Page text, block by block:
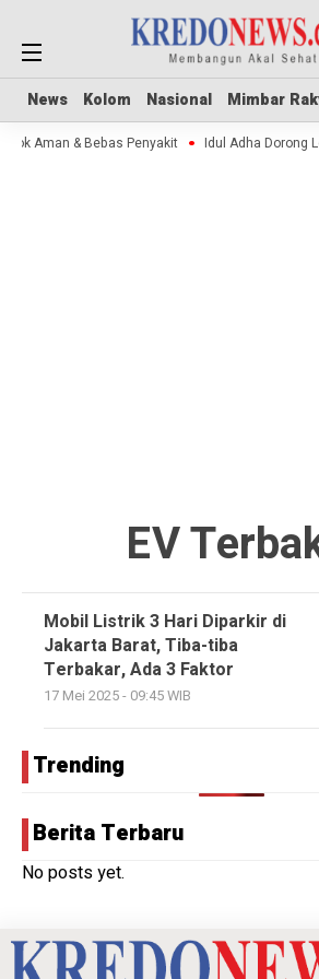
News Kolom Nasional Mimbar
News Kolom Nasional Mimbar
Aman & Bebas Penyakit Idul Adha Dorong
EV
Mobil Listrik 3 Hari Diparkir di
Jakarta Barat, Tiba-tiba
Terbakar, Ada 3 Faktor
17 Mei 2025 - 09:45 WIB
Trending
Berita Terbaru
No posts yet.